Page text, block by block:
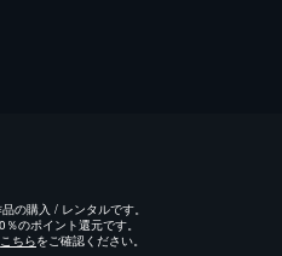
の購入 / レンタルです。
のポイント還元です。
こちらをご確認ください。